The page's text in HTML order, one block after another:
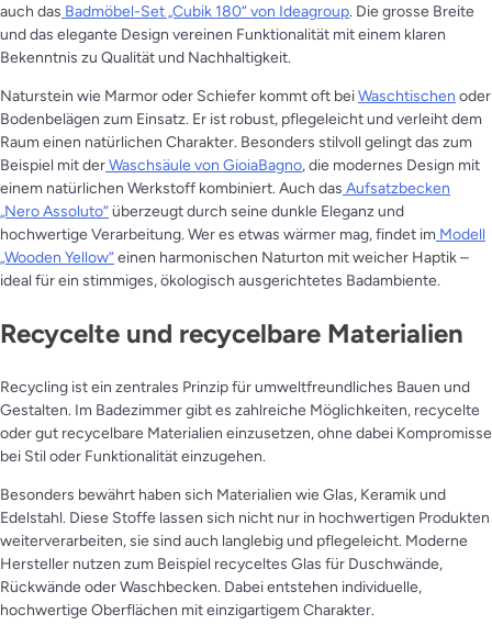
auch das Badmöbel-Set „Cubik 180“ von Ideagroup. Die grosse Breite
und das elegante Design vereinen Funktionalität mit einem klaren
Bekenntnis zu Qualität und Nachhaltigkeit.
Naturstein wie Marmor oder Schiefer kommt oft beiWaschtischen oder
Bodenbelägen zum Einsatz. Er ist robust, pflegeleicht und verleiht dem
Raum einen natürlichen Charakter. Besonders stilvoll gelingt das zum
Beispiel mit derWaschsäule von GioiaBagno, die modernes Design mit
einem natürlichen Werkstoff kombiniert. Auch das Aufsatzbecken
„Nero Assoluto“überzeugt durch seine dunkle Eleganz und
hochwertige Verarbeitung. Wer es etwas wärmer mag, findet im Modell
„Wooden Yellow“einen harmonischen Naturton mit weicher Haptik –
ideal für ein stimmiges, ökologisch ausgerichtetes Badambiente.
Recycelte und recycelbare Materialien
Recycling ist ein zentrales Prinzip für umweltfreundliches Bauen und
Gestalten. Im Badezimmer gibt es zahlreiche Möglichkeiten, recycelte
oder gut recycelbare Materialien einzusetzen, ohne dabei Kompromisse
bei Stil oder Funktionalität einzugehen.
Besonders bewährt haben sich Materialien wie Glas, Keramik und
Edelstahl. Diese Stoffe lassen sich nicht nur in hochwertigen Produkten
weiterverarbeiten, sie sind auch langlebig und pflegeleicht. Moderne
Hersteller nutzen zum Beispiel recyceltes Glas für Duschwände,
Rückwände oder Waschbecken. Dabei entstehen individuelle,
hochwertige Oberflächen mit einzigartigem Charakter.